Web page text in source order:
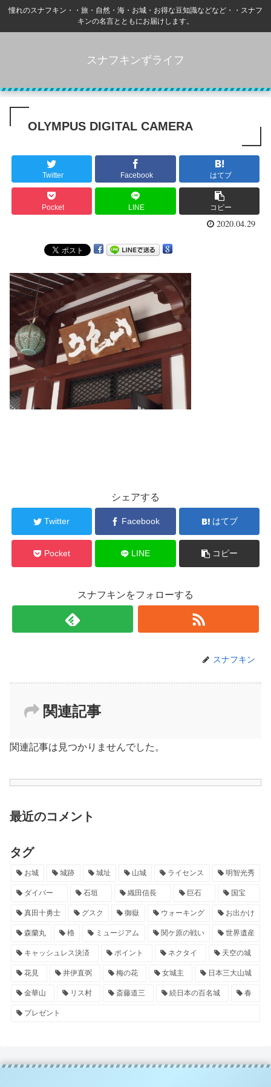
憧れのスナフキン・・旅・自然・海・お城・お得な豆知識などなど・・スナフ
キンの名言とともにお届けします。
スナフキンずライフ
OLYMPUS DIGITAL CAMERA
Twitter Facebook はてブ
Pocket LINE コピー
2020.04.29
シェアする
Twitter Facebook はてブ
Pocket LINE コピー
スナフキンをフォローする
スナフキン
関連記事
関連記事は見つかりませんでした。
最近のコメント
タグ
お城 城跡 城址 山城 ライセンス 明智光秀
ダイバー 石垣 織田信長 巨石 国宝
真田十勇士 グスク 御嶽 ウォーキング お出かけ
森蘭丸 櫓 ミュージアム 関ケ原の戦い 世界遺産
キャッシュレス決済 ポイント ネクタイ 天空の城
花見 井伊直弼 梅の花 女城主 日本三大山城
金華山 リス村 斎藤道三 続日本の百名城 春
プレゼント